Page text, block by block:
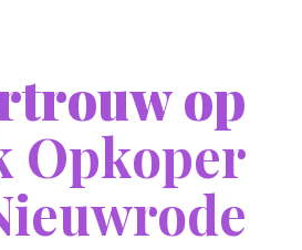
op
Opkoper